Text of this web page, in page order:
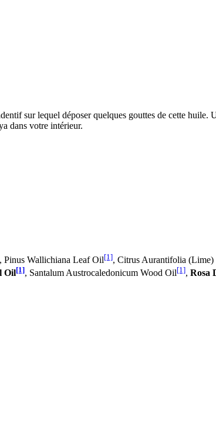
sur lequel déposer quelques gouttes de cette huile.
dans votre intérieur.
, Pinus Wallichiana Leaf Oil[1], Citrus Aurantifolia
Oil[1], Santalum Austrocaledonicum Wood Oil[1], Rosa